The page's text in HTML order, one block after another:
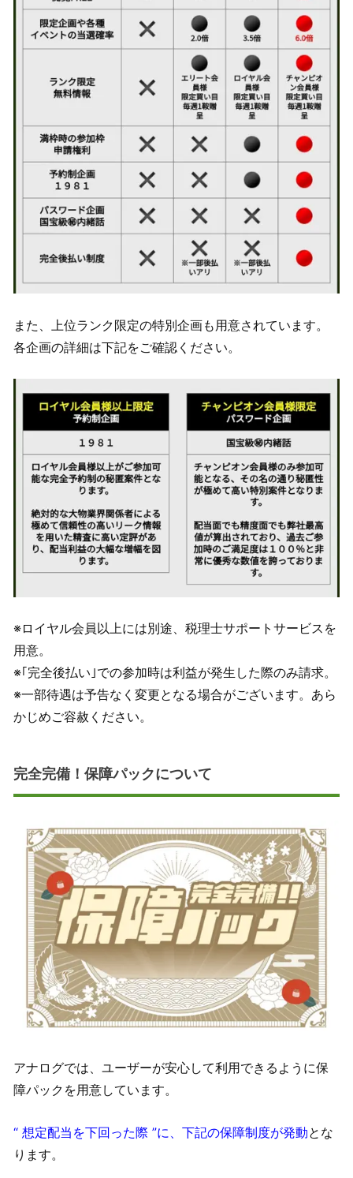
また、上位ランク限定の特別企画も用意されています。
各企画の詳細は下記をご確認ください。
※ロイヤル会員以上には別途、税理士サポートサービスを
用意。
※｢完全後払い｣での参加時は利益が発生した際のみ請求。
※一部待遇は予告なく変更となる場合がございます。あら
かじめご容赦ください。
完全完備！保障パックについて
アナログでは、ユーザーが安心して利用できるように保
障パックを用意しています。
“ 想定配当を下回った際 ”に、下記の保障制度が発動とな
ります。